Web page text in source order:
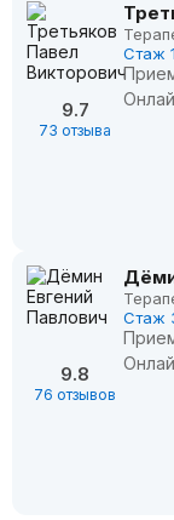
9.7
73 отзыва
Стаж
9.8
76 отзывов
Стаж